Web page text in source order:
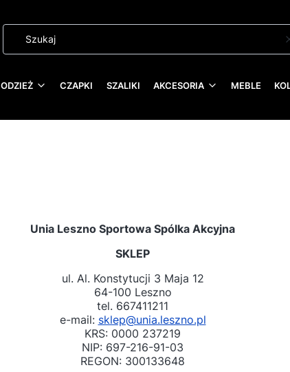
ODZIEŻ CZAPKI SZALIKI AKCESORIA MEBLE
Unia Leszno Sportowa Spólka Akcyjna
SKLEP
ul. Al. Konstytucji 3 Maja 12
64-100 Leszno
tel. 667411211
e-mail: sklep@unia.leszno.pl
KRS: 0000 237219
NIP: 697-216-91-03
REGON: 300133648